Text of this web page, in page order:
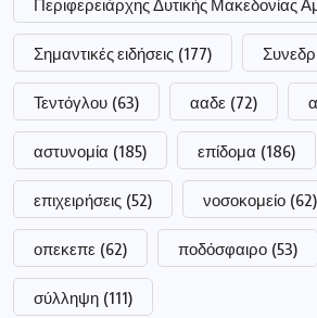
Περιφερειάρχης Δυτικής Μακεδονίας
Σημαντικές ειδήσεις (177)
Τεντόγλου (63) ααδε (72)
αστυνομία (185) επίδομα (186)
επιχειρήσεις (52) νοσοκομείο (62)
οπεκεπε (62) ποδόσφαιρο (53)
σύλληψη (111)